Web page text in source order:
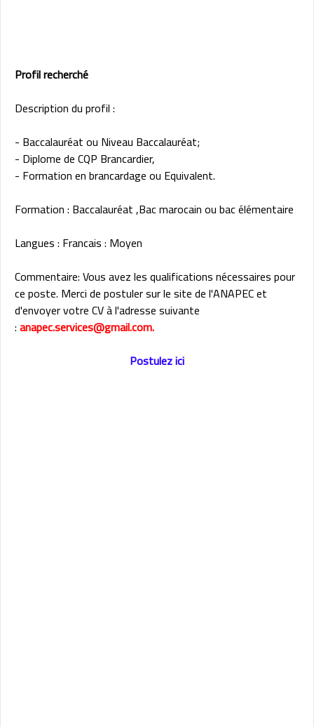
Profil recherché
Description du profil :
- Baccalauréat ou Niveau Baccalauréat;
- Diplome de CQP Brancardier,
- Formation en brancardage ou Equivalent.
Formation : Baccalauréat ,Bac marocain ou bac élémentaire
Langues : Francais : Moyen
Commentaire: Vous avez les qualifications nécessaires pour
ce poste. Merci de postuler sur le site de l'ANAPEC et
d'envoyer votre CV à l'adresse suivante
:anapec.services@gmail.com.
Postulez ici